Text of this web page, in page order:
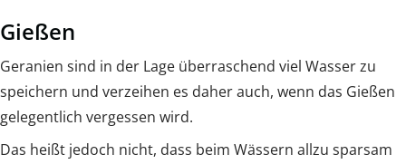
Gießen
Geranien sind in der Lage überraschend viel Wasser zu
speichern und verzeihen es daher auch, wenn das Gießen
gelegentlich vergessen wird.
Das heißt jedoch nicht, dass beim Wässern allzu sparsam